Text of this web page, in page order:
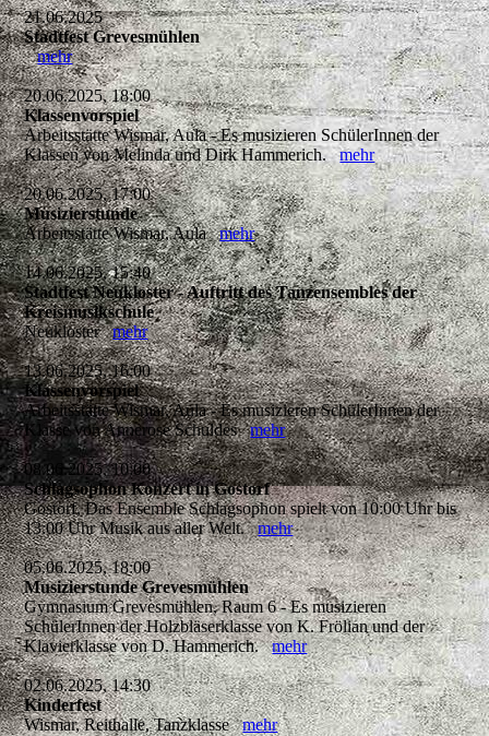
21.06.2025
Stadtfest Grevesmühlen
mehr
20.06.2025, 18:00
Klassenvorspiel
Arbeitsstätte Wismar, Aula - Es musizieren SchülerInnen der
Klassen von Melinda und Dirk Hammerich.mehr
20.06.2025, 17:00
Musizierstunde
Arbeitsstätte Wismar, Aulamehr
14.06.2025, 15:40
Stadtfest Neukloster - Auftritt des Tanzensembles der
Kreismusikschule
Neuklostermehr
13.06.2025, 16:00
Klassenvorspiel
Arbeitsstätte Wismar, Aula - Es musizieren SchülerInnen der
Klasse von Annerose Schuldesmehr
08.06.2025, 10:00
Schlagsophon Konzert in Gostorf
Gostorf, Das Ensemble Schlagsophon spielt von 10:00 Uhr bis
13:00 Uhr Musik aus aller Welt.mehr
05.06.2025, 18:00
Musizierstunde Grevesmühlen
Gymnasium Grevesmühlen, Raum 6 - Es musizieren
SchülerInnen der Holzbläserklasse von K. Frölian und der
Klavierklasse von D. Hammerich.mehr
02.06.2025, 14:30
Kinderfest
Wismar, Reithalle, Tanzklassemehr